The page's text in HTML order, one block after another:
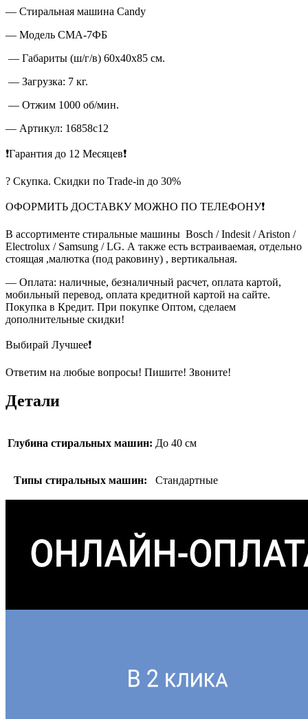
— Стиральная машина Candy
— Модель CMA-7ФБ
— Габариты (ш/г/в) 60x40x85 см.
— Загрузка: 7 кг.
— Отжим 1000 об/мин.
— Артикул: 16858c12
❗Гарантия до 12 Месяцев❗
? Скупка. Скидки по Тrade-in до 30%
ОФОРМИТЬ ДОСТАВКУ МОЖНО ПО ТЕЛЕФОНУ❗
В ассортименте стиральные машины Bosch / Indesit / Ariston /
Electrolux / Samsung / LG. А также есть встраиваемая, отдельно
стоящая ,малютка (под раковину) , вертикальная.
— Оплата: наличные, безналичный расчет, оплата картой,
мобильный перевод, оплата кредитной картой на сайте.
Покупка в Кредит. При покупке Оптом, сделаем
дополнительные скидки!
Выбирай Лучшее❗
Ответим на любые вопросы! Пишите! Звоните!
Детали
Глубина стиральных машин: До 40 см
Типы стиральных машин: Стандартные